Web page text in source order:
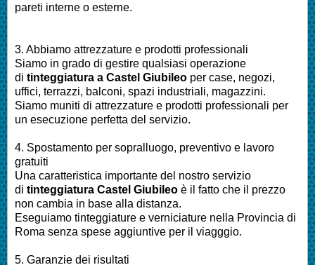
pareti interne o esterne.
3. Abbiamo attrezzature e prodotti professionali
Siamo in grado di gestire qualsiasi operazione
di tinteggiatura a Castel Giubileo per case, negozi,
uffici, terrazzi, balconi, spazi industriali, magazzini.
Siamo muniti di attrezzature e prodotti professionali per
un esecuzione perfetta del servizio.
4. Spostamento per sopralluogo, preventivo e lavoro
gratuiti
Una caratteristica importante del nostro servizio
di tinteggiatura Castel Giubileo è il fatto che il prezzo
non cambia in base alla distanza.
Eseguiamo tinteggiature e verniciature nella Provincia di
Roma senza spese aggiuntive per il viagggio.
5. Garanzie dei risultati